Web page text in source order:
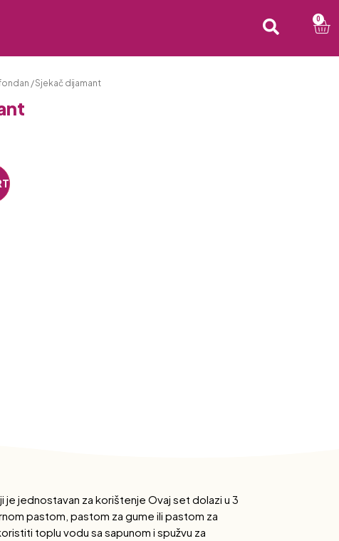
0
/ Sjekač dijamant
jednostavan za korištenje Ovaj set dolazi u 3
pastom, pastom za gume ili pastom za
toplu vodu sa sapunom i spužvu za